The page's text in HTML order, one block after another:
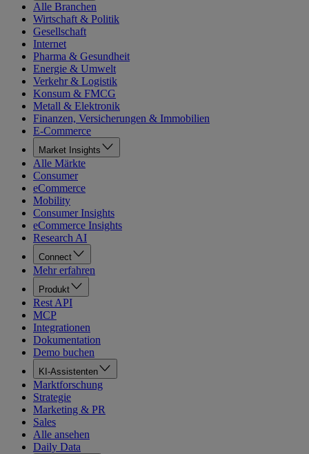
Alle Branchen
Wirtschaft & Politik
Gesellschaft
Internet
Pharma & Gesundheit
Energie & Umwelt
Verkehr & Logistik
Konsum & FMCG
Metall & Elektronik
Finanzen, Versicherungen & Immobilien
E-Commerce
Market Insights
Alle Märkte
Consumer
eCommerce
Mobility
Consumer Insights
eCommerce Insights
Research AI
Connect
Mehr erfahren
Produkt
Rest API
MCP
Integrationen
Dokumentation
Demo buchen
KI-Assistenten
Marktforschung
Strategie
Marketing & PR
Sales
Alle ansehen
Daily Data